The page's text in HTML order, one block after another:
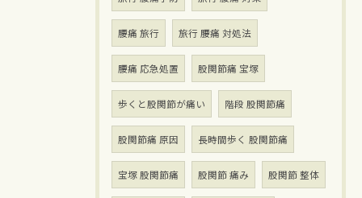
腰痛 旅行 旅行 腰痛 対処法
腰痛 応急処置 股関節痛 宝塚
歩くと股関節が痛い 階段 股関節痛
股関節痛 原因 長時間歩く 股関節痛
宝塚 股関節痛 股関節 痛み 股関節 整体